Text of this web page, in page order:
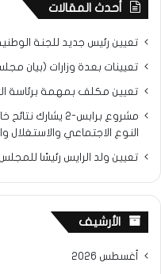
أحدث المقالات
تعيين رئيس جديد للجنة
تعيينات بعدة وزارات (بيان
تعيين مكلف بمهمة برئاسة
مشروع برابس-2
النوع الاجتماعي
تعيين ولد الرايس رئيسًا
الأرشيف
أغسطس 2026